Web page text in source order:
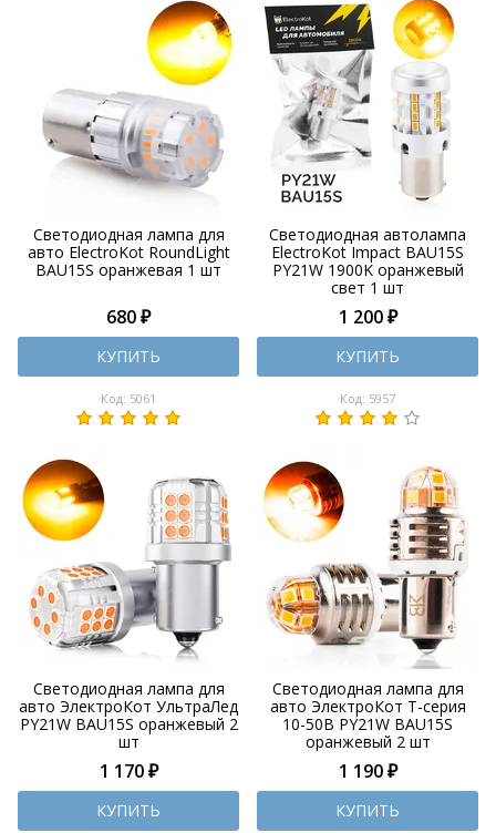
Светодиодная лампа для
авто ElectroKot RoundLight
BAU15S оранжевая 1 шт
680 ₽
КУПИТЬ
Код: 5061
Светодиодная автолампа
ElectroKot Impact BAU15S
PY21W 1900K оранжевый
свет 1 шт
1 200 ₽
КУПИТЬ
Код: 5957
Светодиодная лампа для
авто ЭлектроКот УльтраЛед
PY21W BAU15S оранжевый 2
шт
1 170 ₽
КУПИТЬ
Светодиодная лампа для
авто ЭлектроКот Т-серия
10-50В PY21W BAU15S
оранжевый 2 шт
1 190 ₽
КУПИТЬ